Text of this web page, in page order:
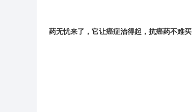
药无忧来了，它让癌症治得起，抗癌药不难买